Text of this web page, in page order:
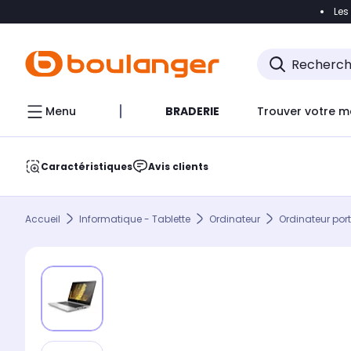
Accéder
Menu BRADERIE Trouver votre
Caractéristiques Avis clients
Accueil Informatique - Tablette Ordinateur Ordinateur